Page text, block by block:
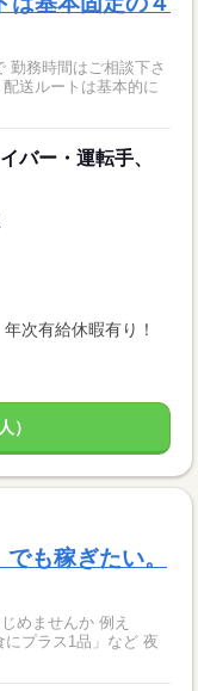
勤務時間はご相談下さ
送ルートは基本的に
バー・運転手、
次有給休暇有り！
）
も稼ぎたい。
めませんか 例え
プラス1品」など 夜